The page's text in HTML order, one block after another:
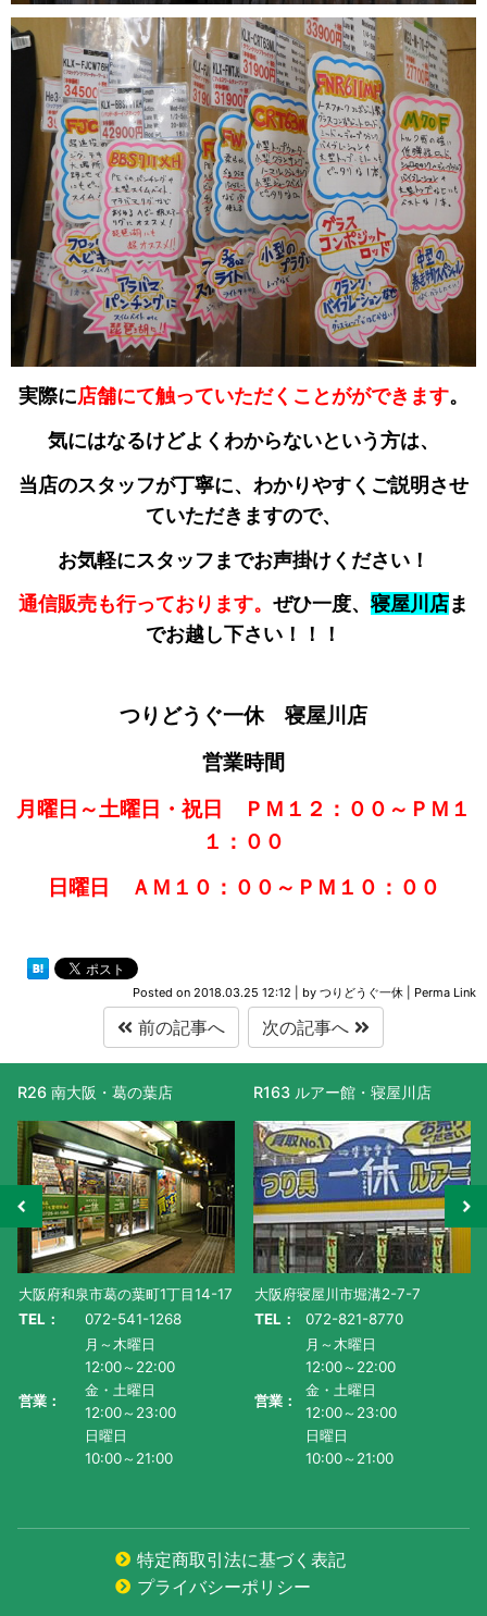
実際に店舗にて触っていただくことがができます。
気にはなるけどよくわからないという方は、
当店のスタッフが丁寧に、わかりやすくご説明させ
ていただきますので、
お気軽にスタッフまでお声掛けください！
通信販売も行っております。 ぜひ一度、寝屋川店ま
でお越し下さい！！！
つりどうぐ一休 寝屋川店
営業時間
月曜日～土曜日・祝日 ＰＭ１２：００～ＰＭ１
１：００
日曜日 ＡＭ１０：００～ＰＭ１０：００
Posted on 2018.03.25 12:12 by つりどうぐ一休 Perma Link
前の記事へ 次の記事へ
R26 南大阪・葛の葉店
大阪府和泉市葛の葉町1丁目14-17
TEL：
072-541-1268
営業：
月～木曜日
12:00～22:00
金・土曜日
12:00～23:00
日曜日
10:00～21:00
R163 ルアー館・寝屋川店
大阪府寝屋川市堀溝2-7-7
TEL：
072-821-8770
営業：
月～木曜日
12:00～22:00
金・土曜日
12:00～23:00
日曜日
10:00～21:00
特定商取引法に基づく表記
プライバシーポリシー